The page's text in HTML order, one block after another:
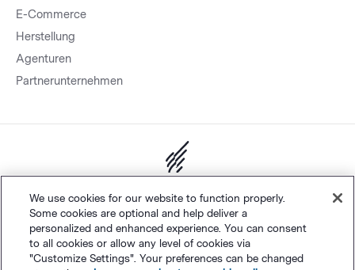
E-Commerce
Herstellung
Agenturen
Partnerunternehmen
Polaris Software, LLC
Deutsch
We use cookies for our website to function properly.
Some cookies are optional and help deliver a
personalized and enhanced experience. You can consent
to all cookies or allow any level of cookies via
"Customize Settings". Your preferences can be changed